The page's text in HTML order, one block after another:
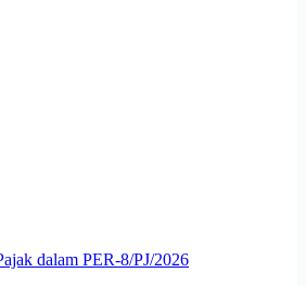
dalam PER-8/PJ/2026